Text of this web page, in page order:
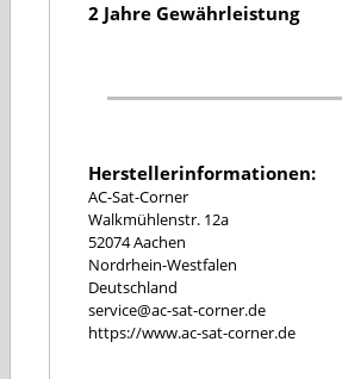
2 Jahre Gewährleistung
Herstellerinformationen:
AC-Sat-Corner
Walkmühlenstr. 12a
52074 Aachen
Nordrhein-Westfalen
Deutschland
service@ac-sat-corner.de
https://www.ac-sat-corner.de